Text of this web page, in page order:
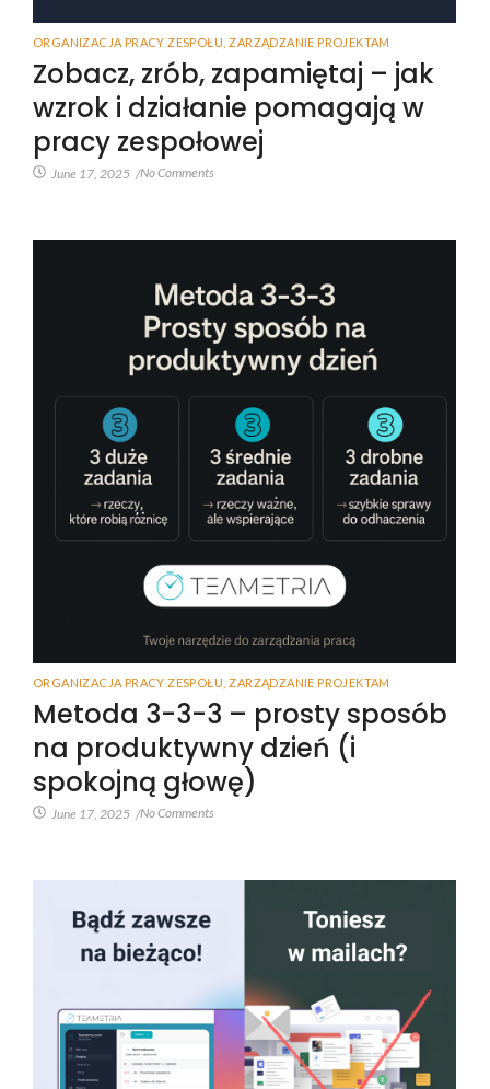
ORGANIZACJA PRACY ZESPOŁU ZARZĄDZANIE PROJEKTAM
Zobacz, zrób, zapamiętaj – jak
wzrok i działanie pomagają w
pracy zespołowej
June 17, 2025 /No Comments
ORGANIZACJA PRACY ZESPOŁU ZARZĄDZANIE PROJEKTAM
Metoda 3-3-3 – prosty sposób
na produktywny dzień (i
spokojną głowę)
June 17, 2025 /No Comments